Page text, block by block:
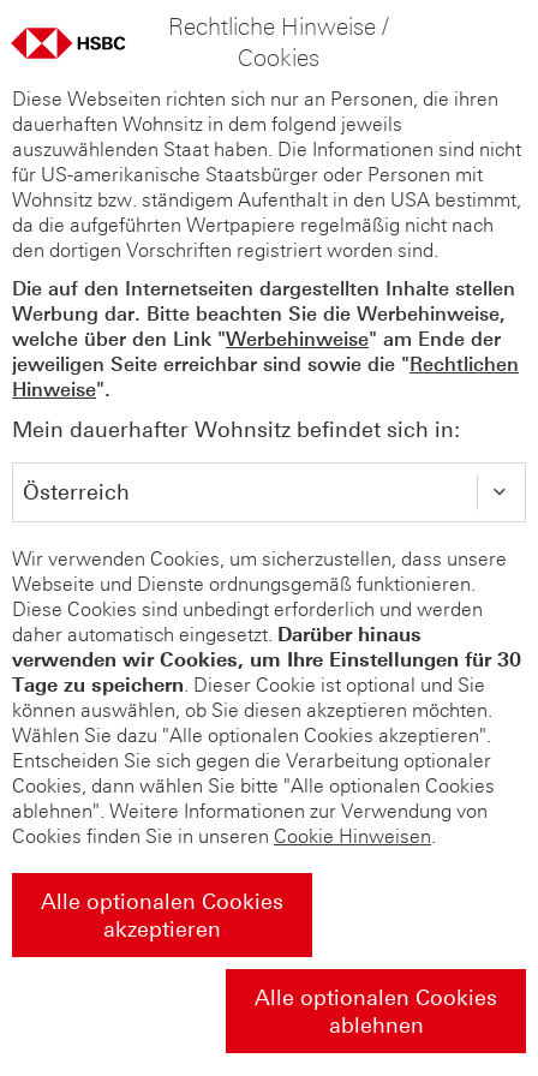
Rechtliche Hinweise /
Cookies
Diese Webseiten richten sich nur an Personen, die ihren
dauerhaften Wohnsitz in dem folgend jeweils
auszuwählenden Staat haben. Die Informationen sind nicht
für US-amerikanische Staatsbürger oder Personen mit
Wohnsitz bzw. ständigem Aufenthalt in den USA bestimmt,
da die aufgeführten Wertpapiere regelmäßig nicht nach
den dortigen Vorschriften registriert worden sind.
Die auf den Internetseiten dargestellten Inhalte stellen
Werbung dar. Bitte beachten Sie die Werbehinweise,
welche über den Link "Werbehinweise" am Ende der
jeweiligen Seite erreichbar sind sowie die "Rechtlichen
Hinweise".
Mein dauerhafter Wohnsitz befindet sich in:
Wir verwenden Cookies, um sicherzustellen, dass unsere
Webseite und Dienste ordnungsgemäß funktionieren.
Diese Cookies sind unbedingt erforderlich und werden
daher automatisch eingesetzt. Darüber hinaus
verwenden wir Cookies, um Ihre Einstellungen für 30
Tage zu speichern. Dieser Cookie ist optional und Sie
können auswählen, ob Sie diesen akzeptieren möchten.
Wählen Sie dazu "Alle optionalen Cookies akzeptieren".
Entscheiden Sie sich gegen die Verarbeitung optionaler
Cookies, dann wählen Sie bitte "Alle optionalen Cookies
ablehnen". Weitere Informationen zur Verwendung von
Cookies finden Sie in unseren Cookie Hinweisen.
Alle optionalen Cookies
akzeptieren
Alle optionalen Cookies
ablehnen